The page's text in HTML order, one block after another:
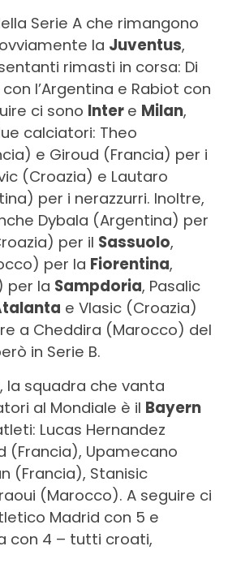
Serie A che rimangono
la Juventus,
rimasti in corsa: Di
l’Argentina e Rabiot con
ci sono Inter e Milan,
calciatori: Theo
e Giroud (Francia) per i
(Croazia) e Lautaro
per i nerazzurri. Inoltre,
Dybala (Argentina) per
per il Sassuolo,
per la Fiorentina,
per la Sampdoria, Pasalic
e Vlasic (Croazia)
a Cheddira (Marocco) del
in Serie B.
la squadra che vanta
al Mondiale è il Bayern
Lucas Hernandez
(Francia), Upamecano
(Francia), Stanisic
(Marocco). A seguire ci
Madrid con 5 e
con 4 – tutti croati,